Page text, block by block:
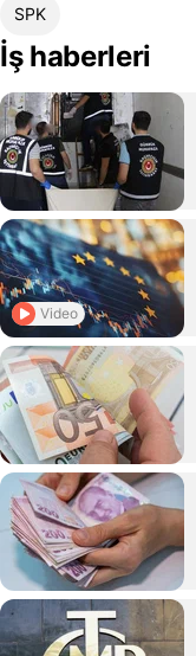
SPK
İş haberleri
Video